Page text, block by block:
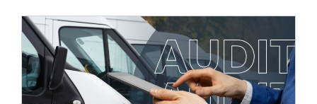
Identificação automática de condutores
Ver todas as funcionalidades